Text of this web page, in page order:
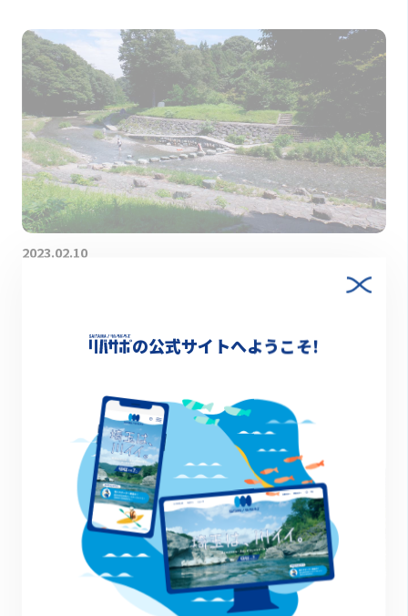
2023.02.10
【横瀬川】レジャー要素が盛りだくさん。子どもの
の公式サイトへようこそ!